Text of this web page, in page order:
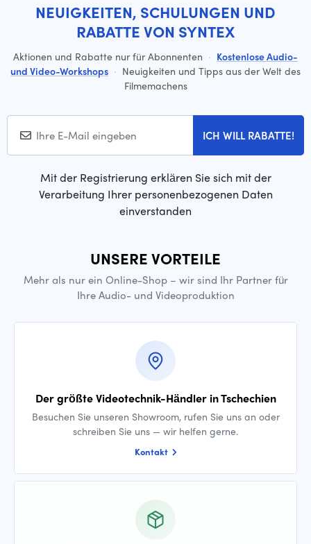
NEUIGKEITEN, SCHULUNGEN UND
RABATTE VON SYNTEX
Aktionen und Rabatte nur für Abonnenten · Kostenlose Audio-
und Video-Workshops · Neuigkeiten und Tipps aus der Welt des
Filmemachens
ICH WILL RABATTE!
Mit der Registrierung erklären Sie sich mit der
Verarbeitung Ihrer personenbezogenen Daten
einverstanden
UNSERE VORTEILE
Mehr als nur ein Online-Shop – wir sind Ihr Partner für
Ihre Audio- und Videoproduktion
Der größte Videotechnik-Händler in Tschechien
Besuchen Sie unseren Showroom, rufen Sie uns an oder
schreiben Sie uns — wir helfen gerne.
Kontakt